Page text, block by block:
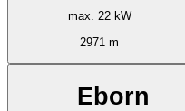
max. 22 kW
2971 m
Eborn